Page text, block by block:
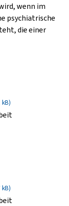
wenn im
psychiatrische
die einer
kB)
kB)